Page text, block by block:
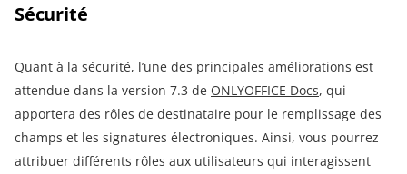
Sécurité
Quant à la sécurité, l’une des principales améliorations est
attendue dans la version 7.3 de ONLYOFFICE Docs, qui
apportera des rôles de destinataire pour le remplissage des
champs et les signatures électroniques. Ainsi, vous pourrez
attribuer différents rôles aux utilisateurs qui interagissent